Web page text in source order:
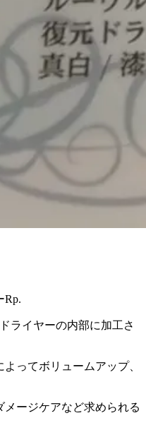
Rp.
ライヤーの内部に加工さ
ってボリュームアップ、
メージケアなど求められる